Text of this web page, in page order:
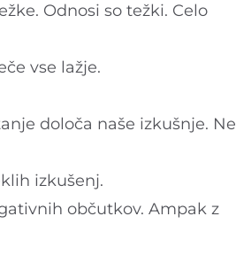
Odnosi so težki. Celo
vse lažje.
določa naše izkušnje. Ne
izkušenj.
občutkov. Ampak z